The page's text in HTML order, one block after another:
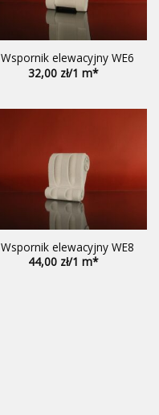
Wspornik elewacyjny WE6
32,00
Wspornik elewacyjny WE8
44,00